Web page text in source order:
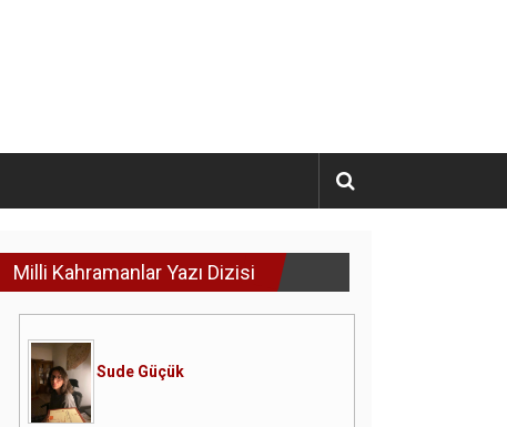
Milli Kahramanlar Yazı Dizisi
Sude Güçük